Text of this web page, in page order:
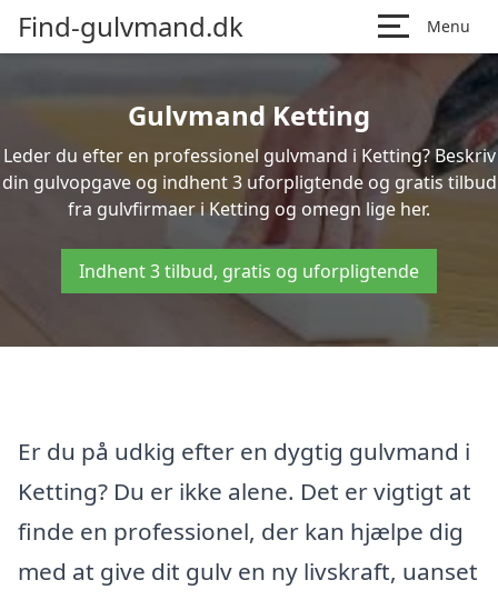
Find-gulvmand.dk Menu
Gulvmand Ketting
Leder du efter en professionel gulvmand i Ketting? Beskriv
din gulvopgave og indhent 3 uforpligtende og gratis tilbud
fra gulvfirmaer i Ketting og omegn lige her.
Indhent 3 tilbud, gratis og uforpligtende
Er du på udkig efter en dygtig gulvmand i
Ketting? Du er ikke alene. Det er vigtigt at
finde en professionel, der kan hjælpe dig
med at give dit gulv en ny livskraft, uanset